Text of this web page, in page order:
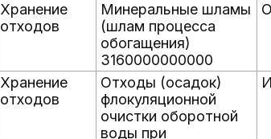
Хранение
отходов
Минеральные шламы
(шлам процесса
обогащения)
3160000000000
Хранение
отходов
Отходы (осадок)
флокуляционной
очистки оборотной
воды при